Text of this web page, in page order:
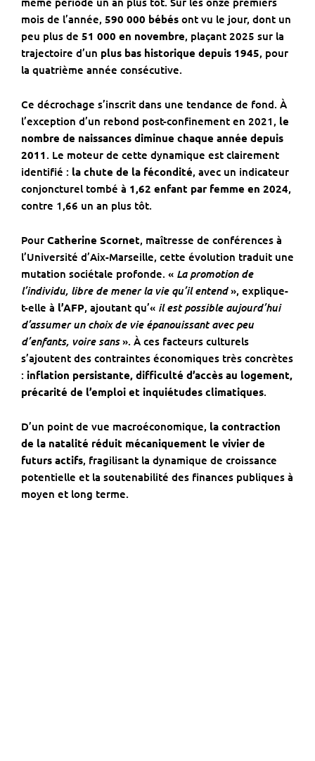
mois de l’année, 590 000 bébés ont vu le jour, dont un
peu plus de 51 000 en novembre, plaçant 2025 sur la
trajectoire d’un plus bas historique depuis 1945, pour
la quatrième année consécutive.
Ce décrochage s’inscrit dans une tendance de fond. À
l’exception d’un rebond post-confinement en 2021, le
nombre de naissances diminue chaque année depuis
2011 . Le moteur de cette dynamique est clairement
identifié : la chute de la fécondité, avec un indicateur
conjoncturel tombé à 1,62 enfant par femme en 2024,
contre 1,66 un an plus tôt.
Pour Catherine Scornet, maîtresse de conférences à
l’Université d’Aix-Marseille, cette évolution traduit une
mutation sociétale profonde. « La promotion de
l’individu, libre de mener la vie qu’il entend», explique-
t-elle à l’AFP, ajoutant qu’« il est possible aujourd’hui
d’assumer un choix de vie épanouissant avec peu
d’enfants, voire sans». À ces facteurs culturels
s’ajoutent des contraintes économiques très concrètes
: inflation persistante, difficulté d’accès au logement,
précarité de l’emploi et inquiétudes climatiques.
D’un point de vue macroéconomique, la contraction
de la natalité réduit mécaniquement le vivier de
futurs actifs, fragilisant la dynamique de croissance
potentielle et la soutenabilité des finances publiques à
moyen et long terme.